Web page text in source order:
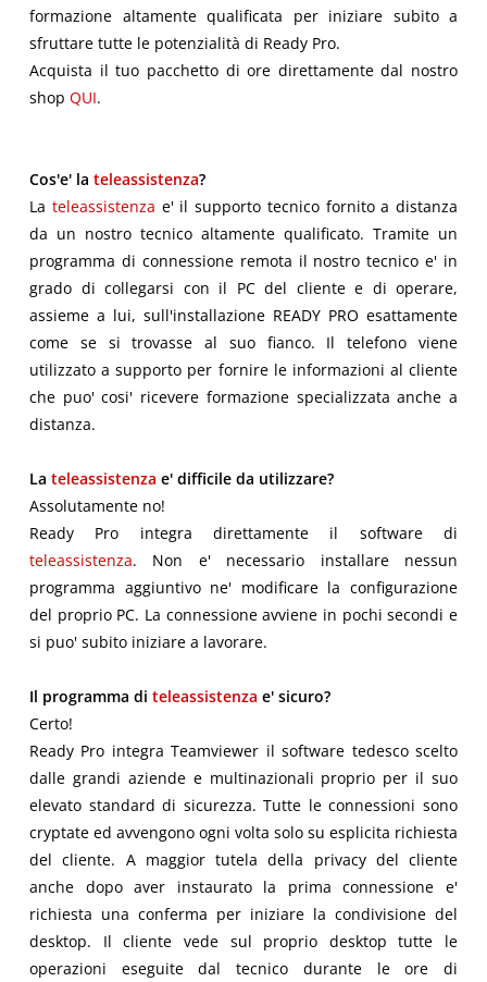
formazione altamente qualificata per iniziare subito a
sfruttare tutte le potenzialità di Ready Pro.
Acquista il tuo pacchetto di ore direttamente dal nostro
shop QUI.
Cos'e' la teleassistenza?
La teleassistenza e' il supporto tecnico fornito a distanza
da un nostro tecnico altamente qualificato. Tramite un
programma di connessione remota il nostro tecnico e' in
grado di collegarsi con il PC del cliente e di operare,
assieme a lui, sull'installazione READY PRO esattamente
come se si trovasse al suo fianco. Il telefono viene
utilizzato a supporto per fornire le informazioni al cliente
che puo' cosi' ricevere formazione specializzata anche a
distanza.
La teleassistenza e' difficile da utilizzare?
Assolutamente no!
Ready Pro integra direttamente il software di
teleassistenza. Non e' necessario installare nessun
programma aggiuntivo ne' modificare la configurazione
del proprio PC. La connessione avviene in pochi secondi e
si puo' subito iniziare a lavorare.
Il programma di teleassistenza e' sicuro?
Certo!
Ready Pro integra Teamviewer il software tedesco scelto
dalle grandi aziende e multinazionali proprio per il suo
elevato standard di sicurezza. Tutte le connessioni sono
cryptate ed avvengono ogni volta solo su esplicita richiesta
del cliente. A maggior tutela della privacy del cliente
anche dopo aver instaurato la prima connessione e'
richiesta una conferma per iniziare la condivisione del
desktop. Il cliente vede sul proprio desktop tutte le
operazioni eseguite dal tecnico durante le ore di